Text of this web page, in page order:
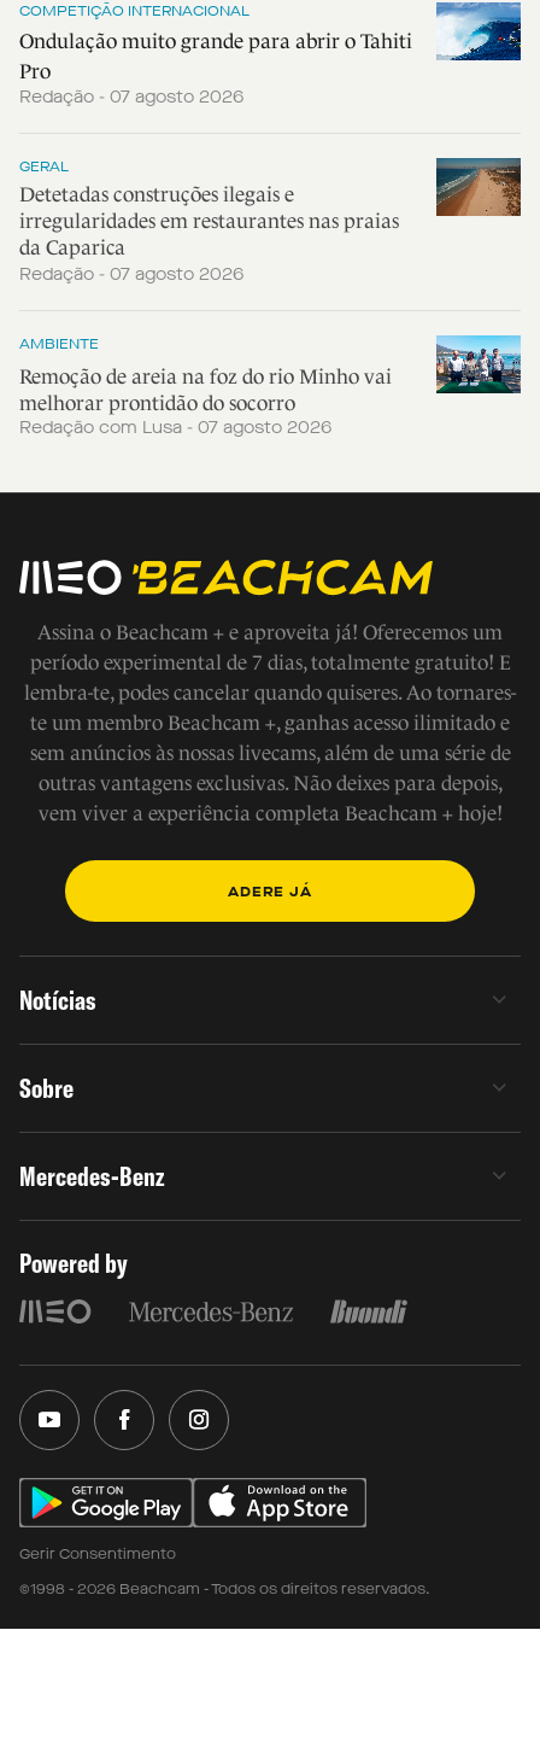
COMPETIÇÃO INTERNACIONAL
Ondulação muito grande para abrir o Tahiti
Pro
Redação - 07 agosto 2026
GERAL
Detetadas construções ilegais e
irregularidades em restaurantes nas praias
da Caparica
Redação - 07 agosto 2026
AMBIENTE
Remoção de areia na foz do rio Minho vai
melhorar prontidão do socorro
Redação com Lusa - 07 agosto 2026
Assina o Beachcam + e aproveita já! Oferecemos um
período experimental de 7 dias, totalmente gratuito! E
lembra-te, podes cancelar quando quiseres. Ao tornares-
te um membro Beachcam +, ganhas acesso ilimitado e
sem anúncios às nossas livecams, além de uma série de
outras vantagens exclusivas. Não deixes para depois,
vem viver a experiência completa Beachcam + hoje!
ADERE JÁ
Notícias
Sobre
Mercedes-Benz
Powered by
Gerir Consentimento
©1998 - 2026 Beachcam - Todos os direitos reservados.